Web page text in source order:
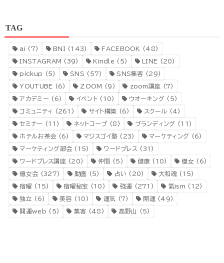
TAG
ai (7) BNI(143) FACEBOOK (48)
INSTAGRAM (39) Kindle (5) LINE (20)
pickup (5) SNS (57) SNS集客 (29)
YOUTUBE (6) ZOOM (9) zoom講座 (7)
アカデミー (6) イベント (10) ウオーキング (5)
コミュニティ (261) サイト構築 (6) スクール (4)
セミナー (11) ネットコープ (8) ブランディング (11)
ホテルお茶会 (6) マジスゴイ塾(23) マーケティング (6)
マーケティング部会 (15) ワードプレス (31)
ワードプレス講座(20) 仲間 (5) 健康 (10) 億女(6)
億女会 (327) 動画 (5) 占い (20) 大和魂 (15)
宿曜 (15) 宿曜秘宝 (10) 強運 (271) 氣ism (12)
独立 (6) 美容 (10) 運気 (7) 開運(49)
開運web (5) 集客 (48) 高野山 (5)